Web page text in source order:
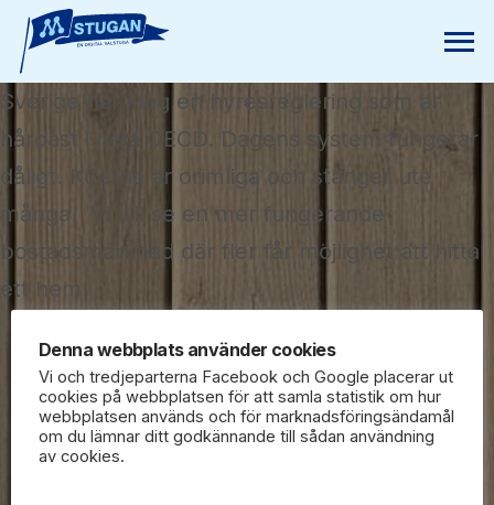
Sverige har idag en hyresreglering som är
hårdast i hela OECD. Dagens system fungerar
dåligt. Köerna är orimliga och stänger ute
många. Vi vill se en mer fungerande
bostadsmarknad där fler får möjlighet att hitta
ett hem.
Denna webbplats använder cookies
Vi och tredjeparterna Facebook och Google placerar ut
cookies på webbplatsen för att samla statistik om hur
webbplatsen används och för marknadsföringsändamål
om du lämnar ditt godkännande till sådan användning
av cookies.